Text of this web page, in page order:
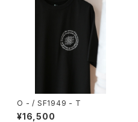
O - / SF1949 - T
¥16,500